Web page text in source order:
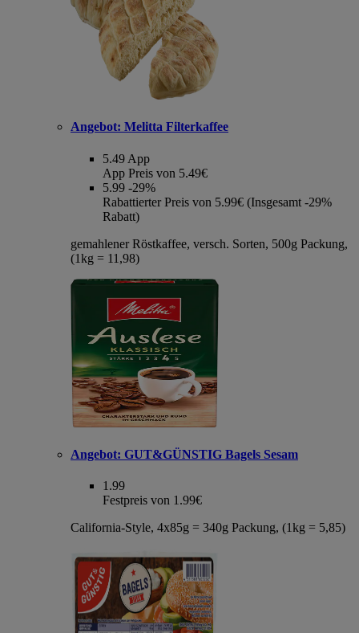
Angebot: Melitta Filterkaffee
5.49 App
App Preis von 5.49€
5.99 -29%
Rabattierter Preis von 5.99€ (Insgesamt -29%
Rabatt)
gemahlener Röstkaffee, versch. Sorten, 500g Packung,
(1kg = 11,98)
Angebot: GUT&GÜNSTIG Bagels Sesam
1.99
Festpreis von 1.99€
California-Style, 4x85g = 340g Packung, (1kg = 5,85)